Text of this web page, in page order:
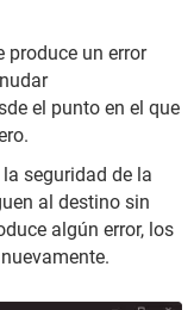
produce un error
el punto en el que
seguridad de la
al destino sin
algún error, los